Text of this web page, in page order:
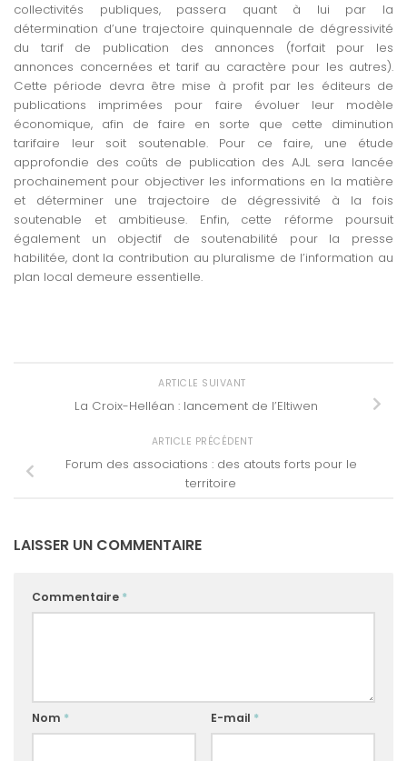
collectivités publiques, passera quant à lui par la
détermination d’une trajectoire quinquennale de dégressivité
du tarif de publication des annonces (forfait pour les
annonces concernées et tarif au caractère pour les autres).
Cette période devra être mise à profit par les éditeurs de
publications imprimées pour faire évoluer leur modèle
économique, afin de faire en sorte que cette diminution
tarifaire leur soit soutenable. Pour ce faire, une étude
approfondie des coûts de publication des AJL sera lancée
prochainement pour objectiver les informations en la matière
et déterminer une trajectoire de dégressivité à la fois
soutenable et ambitieuse. Enfin, cette réforme poursuit
également un objectif de soutenabilité pour la presse
habilitée, dont la contribution au pluralisme de l’information au
plan local demeure essentielle.
ARTICLE SUIVANT
La Croix-Helléan : lancement de l’Eltiwen
ARTICLE PRÉCÉDENT
Forum des associations : des atouts forts pour le
territoire
LAISSER UN COMMENTAIRE
Commentaire *
Nom * E-mail *